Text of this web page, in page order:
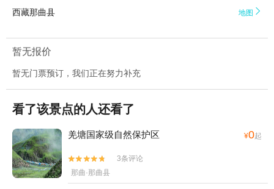
西藏那曲县 地图 
暂无报价
暂无门票预订，我们正在努力补充
看了该景点的人还看了
羌塘国家级自然保护区 ¥0起


3条评论
那曲·那曲县